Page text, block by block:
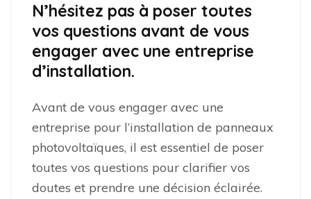
N’hésitez pas à poser toutes
vos questions avant de vous
engager avec une entreprise
d’installation.
Avant de vous engager avec une
entreprise pour l’installation de panneaux
photovoltaïques, il est essentiel de poser
toutes vos questions pour clarifier vos
doutes et prendre une décision éclairée.